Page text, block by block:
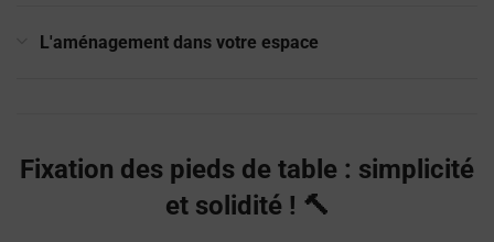
L'aménagement dans votre espace
Fixation des pieds de table : simplicité
et solidité ! 🔨